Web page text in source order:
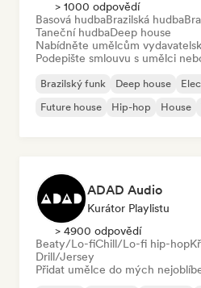
> 1000 odpovědí
Basová hudbaBrazilská hudba
Taneční hudbaDeep house
Nabídněte umělcům
Podepište smlouvu s umělci
Brazilský funk Deep house
Future house
Hip-hop House
ADAD Audio
Kurátor Playlistu
> 4900 odpovědí
Beaty/Lo-fiChill/Lo-fi hip-hop
Drill/Jersey
Přidat umělce do mých